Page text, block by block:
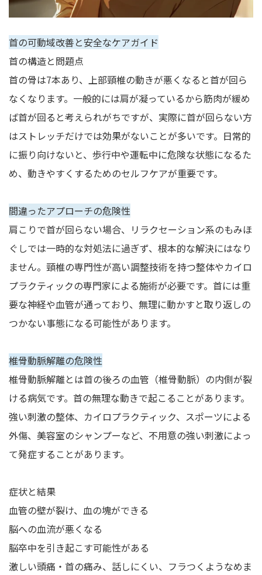
首の可動域改善と安全なケアガイド
首の構造と問題点
首の骨は7本あり、上部頸椎の動きが悪くなると首が回ら
なくなります。一般的には肩が凝っているから筋肉が緩め
ば首が回ると考えられがちですが、実際に首が回らない方
はストレッチだけでは効果がないことが多いです。日常的
に振り向けないと、歩行中や運転中に危険な状態になるた
め、動きやすくするためのセルフケアが重要です。
間違ったアプローチの危険性
肩こりで首が回らない場合、リラクセーション系のもみほ
ぐしでは一時的な対処法に過ぎず、根本的な解決にはなり
ません。頸椎の専門性が高い調整技術を持つ整体やカイロ
プラクティックの専門家による施術が必要です。首には重
要な神経や血管が通っており、無理に動かすと取り返しの
つかない事態になる可能性があります。
椎骨動脈解離の危険性
椎骨動脈解離とは首の後ろの血管（椎骨動脈）の内側が裂
ける病気です。首の無理な動きで起こることがあります。
強い刺激の整体、カイロプラクティック、スポーツによる
外傷、美容室のシャンプーなど、不用意の強い刺激によっ
て発症することがあります。
症状と結果
血管の壁が裂け、血の塊ができる
脳への血流が悪くなる
脳卒中を引き起こす可能性がある
激しい頭痛・首の痛み、話しにくい、フラつくようなめま